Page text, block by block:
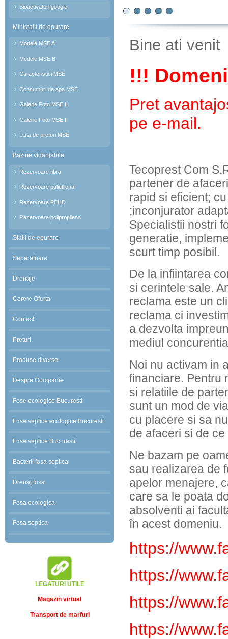
Bioactivatori google
Ministatii de epurare
Modele MSE A
Modele MSE B
Caracteristici MSE
Consumuri de apa MSE
Galerie Foto MSE I
Galerie Foto MSE II
Lista de preturi MSE
Bazine vidanjabile
Rezervoare fibra
Rezervoare polietilena
Rezervoare PEHD
Rezervoare polipropilena
Statii de epurare
Separatoare
Drenaje
Cerere Oferta
Contact
Preturi
Produse diverse
Despre Companie
Fose ecologice Bucuresti
Fose septice ecologice Bucuresti
Fose septice Bucuresti
Bacterii fosa septica
Drenaj fosa
Fosa ecologica
Fosa septica
LEGATURI UTILE
Magazin virtual
Transport de marfuri
Bine ati venit
!!!
Pret
pe e-mail.
Tecoprest Com
partener de
rapid si eficient;
;inconjurator
Specialistii nostri
generatie,
scurt timp posibil.
De la infiintarea
si cerintele sale.
reclama este un
reclama ci
a dezvolta
mediul
Noi nu activam in
financiare. Pentru
si relatiile de
sunt un mod de
cu placere si sa
de afaceri si de
Ne bazam pe
sau realizarea de
apelor menajere,
care sa le poata
absolventi ai
în acest domeniu.
https://
https://
https://
https://